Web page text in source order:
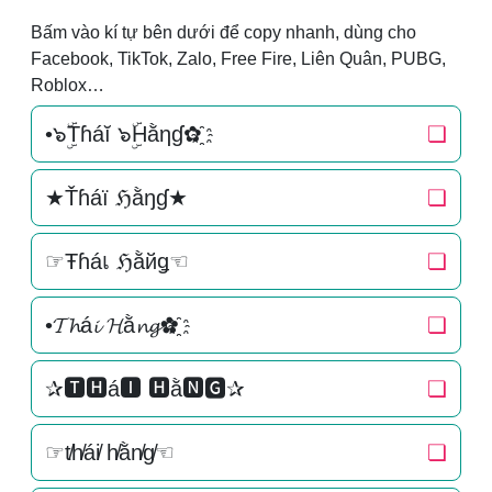
Bấm vào kí tự bên dưới để copy nhanh, dùng cho
Facebook, TikTok, Zalo, Free Fire, Liên Quân, PUBG,
Roblox…
•๖ۣۜTɦáĭ ๖ۣۜHằηɠ✿҈ ❏
★Ťɦáї ℌằŋɠ★ ❏
☞Ŧɦáเ ℌằйǥ☜ ❏
•𝓣𝓱á𝓲 𝓗ằ𝓷𝓰✿҈ ❏
✰🆃🅷á🅸 🅷ằ🅽🅶✰ ❏
☞t̸h̸ái̸ h̸ằn̸g̸☜ ❏